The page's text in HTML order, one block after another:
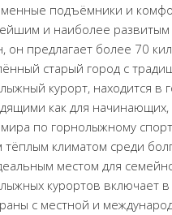
подъёмники и
и наиболее
он предлагает более 70
старый город с
курорт, находится в
как для
мира по горнолыжному
тёплым климатом среди
местом для
курортов включает
с местной и